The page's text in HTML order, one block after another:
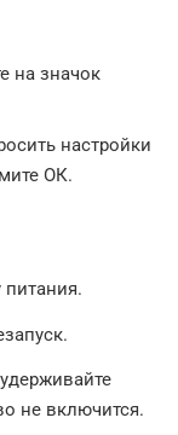
на значок
настройки
ОК.
не включится.